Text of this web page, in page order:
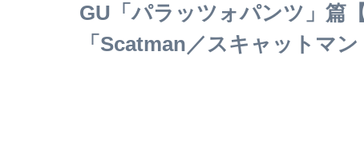
GU「パラッツォパンツ」篇
「Scatman／スキャットマン